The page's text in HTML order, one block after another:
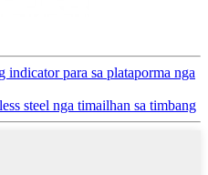
para sa plataporma nga
steel nga timailhan sa timbang